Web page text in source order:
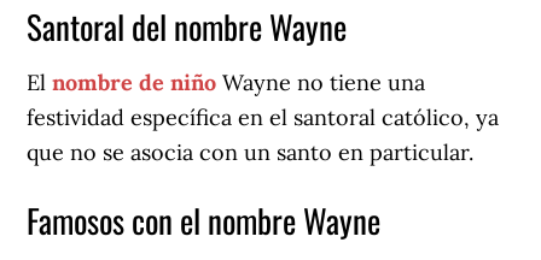
Santoral del nombre Wayne
Elnombre de niño Wayne no tiene una
festividad específica en el santoral católico, ya
que no se asocia con un santo en particular.
Famosos con el nombre Wayne